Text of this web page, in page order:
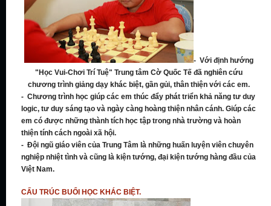
- Với định hướng
"Học Vui-Chơi Trí Tuệ" Trung tâm Cờ Quốc Tế đã nghiên cứu
chương trình giảng dạy khác biệt, gần gủi, thân thiện với các em.
- Chương trình học giúp các em thúc đẩy phát triển khả năng tư duy
logic, tư duy sáng tạo và ngày càng hoàng thiện nhân cánh. Giúp các
em có được những thành tích học tập trong nhà trường và hoàn
thiện tính cách ngoài xã hội.
- Đội ngũ giáo viên của Trung Tâm là những huấn luyện viên chuyên
nghiệp nhiệt tình và cũng là kiện tướng, đại kiện tướng hàng đầu của
Việt Nam.
CẤU TRÚC BUỔI HỌC KHÁC BIỆT.